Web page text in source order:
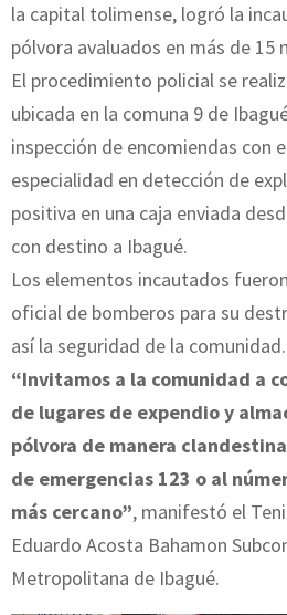
la capital tolimense, logró la
pólvora avaluados en más de 15
El procedimiento policial se
ubicada en la comuna 9 de
inspección de encomiendas con
especialidad en detección de
positiva en una caja enviada
con destino a Ibagué.
Los elementos incautados
oficial de bomberos para su
así la seguridad de la comunidad.
“Invitamos a la comunidad a
de lugares de expendio y
pólvora de manera
de emergencias 123 o al
más cercano”, manifestó el
Eduardo Acosta Bahamon
Metropolitana de Ibagué.